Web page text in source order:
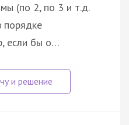
(по 2, по 3 и т.д.
порядке
если бы о…